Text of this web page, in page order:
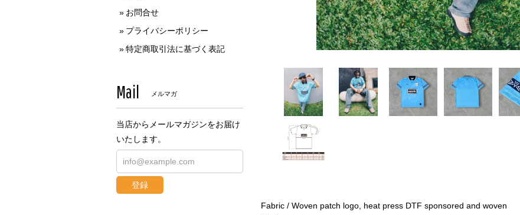
Fabric / Woven patch logo, heat press DTF sponsored and woven
お問合せ
プライバシーポリシー
特定商取引法に基づく表記
Mail メルマガ
当店からメールマガジンをお届け
いたします。
登録